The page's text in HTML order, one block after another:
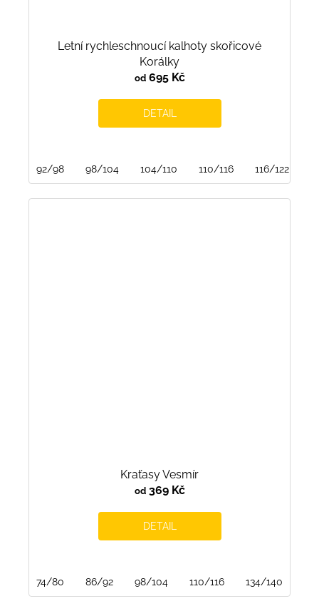
Letní rychleschnoucí kalhoty skořicové
Korálky
od695 Kč
DETAIL
92/98 98/104 104/110 110/116 116/122
Kraťasy Vesmír
od369 Kč
DETAIL
74/80 86/92 98/104 110/116 134/140